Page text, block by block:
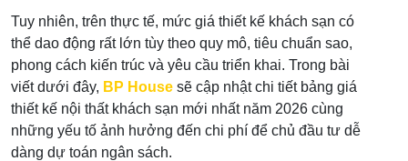
Tuy nhiên, trên thực tế, mức giá thiết kế khách sạn có
thể dao động rất lớn tùy theo quy mô, tiêu chuẩn sao,
phong cách kiến trúc và yêu cầu triển khai. Trong bài
viết dưới đây, BP House sẽ cập nhật chi tiết bảng giá
thiết kế nội thất khách sạn mới nhất năm 2026 cùng
những yếu tố ảnh hưởng đến chi phí để chủ đầu tư dễ
dàng dự toán ngân sách.